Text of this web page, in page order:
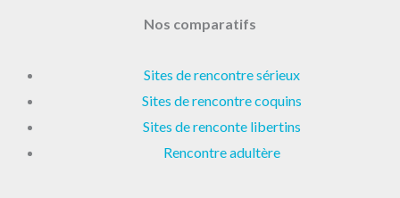
Nos comparatifs
Sites de rencontre sérieux
Sites de rencontre coquins
Sites de renconte libertins
Rencontre adultère